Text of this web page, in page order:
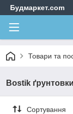
Будмаркет.com
Товари та
Bostik ґрунтовки
Сортування